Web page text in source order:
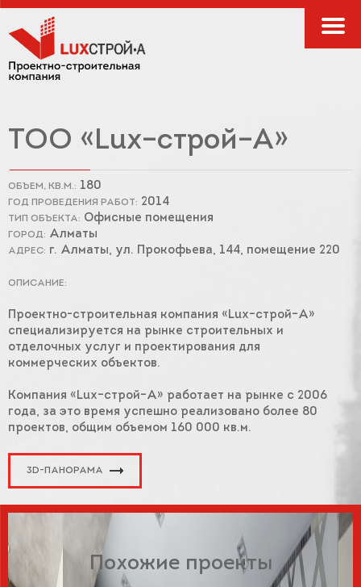
ТОО «Lux–строй–А»
ОБЪЕМ, КВ.М.: 180
ГОД ПРОВЕДЕНИЯ РАБОТ: 2014
ТИП ОБЪЕКТА: Офисные помещения
ГОРОД: Алматы
АДРЕС: г. Алматы, ул. Прокофьева, 144, помещение 220
ОПИСАНИЕ:
Проектно-строительная компания «Lux–строй–А»
специализируется на рынке строительных и
отделочных услуг и проектирования для
коммерческих объектов.
Компания «Lux–строй–А» работает на рынке с 2006
года, за это время успешно реализовано более 80
проектов, общим объемом 160 000 кв.м.
3D-ПАНОРАМА
Похожие проекты